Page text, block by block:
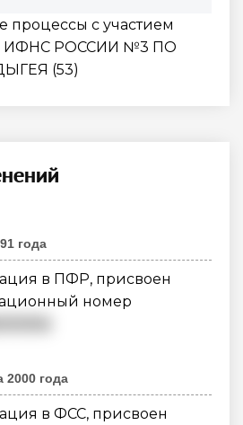
процессы с участием
РОССИИ №3 ПО
(53)
года
в ПФР, присвоен
номер
2000 года
в ФСС, присвоен